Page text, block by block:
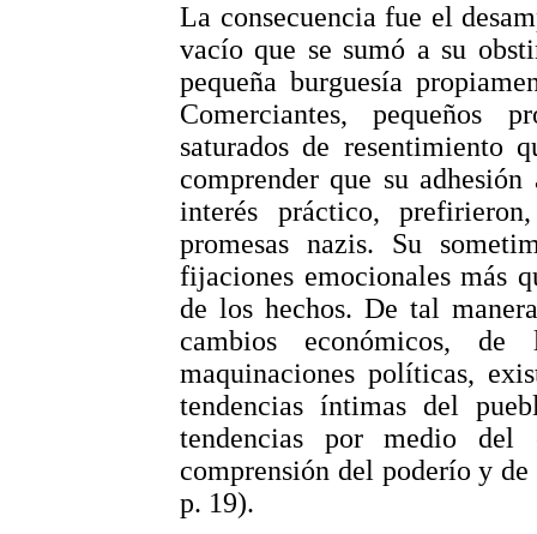
La consecuencia fue el
vacío que se sumó a su
pequeña burguesía
Comerciantes, pequeños
saturados de resentimiento
comprender que su
interés práctico,
promesas nazis. Su
fijaciones emocionales más
de los hechos. De tal
cambios económicos,
maquinaciones políticas,
tendencias íntimas del
tendencias por medio
comprensión del poderío y
p. 19).